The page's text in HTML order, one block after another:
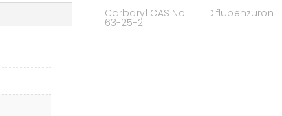
Carbaryl CAS No.
63-25-2
Diflubenzuron